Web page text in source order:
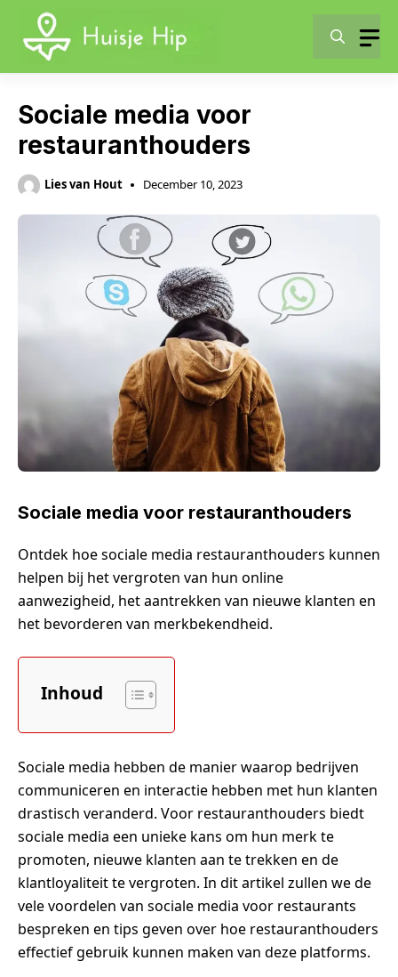
content
Sociale media voor
restauranthouders
Lies van Hout December 10, 2023
Sociale media voor restauranthouders
Ontdek hoe sociale media restauranthouders kunnen
helpen bij het vergroten van hun online
aanwezigheid, het aantrekken van nieuwe klanten en
het bevorderen van merkbekendheid.
Inhoud
Sociale media hebben de manier waarop bedrijven
communiceren en interactie hebben met hun klanten
drastisch veranderd. Voor restauranthouders biedt
sociale media een unieke kans om hun merk te
promoten, nieuwe klanten aan te trekken en de
klantloyaliteit te vergroten. In dit artikel zullen we de
vele voordelen van sociale media voor restaurants
bespreken en tips geven over hoe restauranthouders
effectief gebruik kunnen maken van deze platforms.